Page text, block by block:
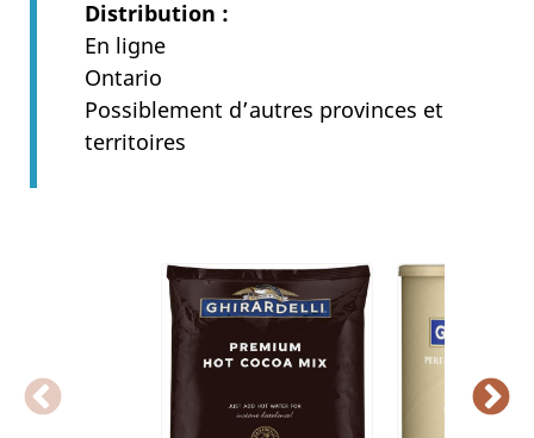
Distribution
En ligne
Ontario
Possiblement d’autres provinces et
territoires